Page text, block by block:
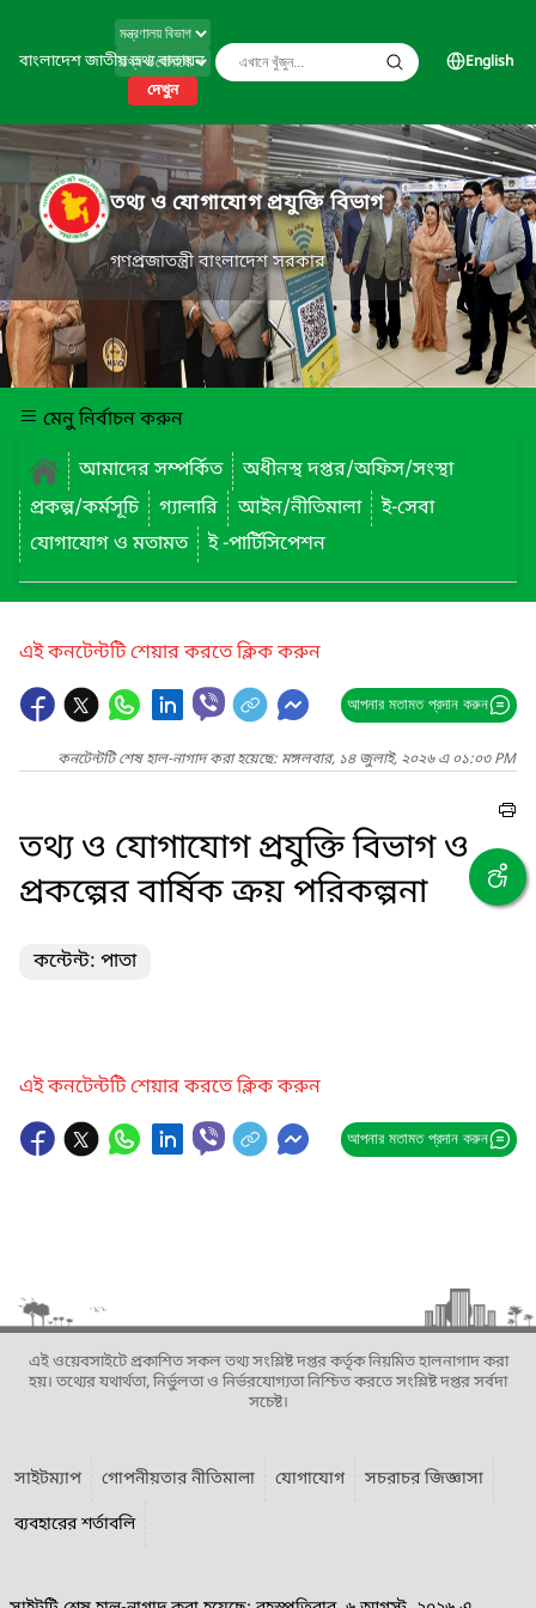
বাংলাদেশ জাতীয় তথ্য বাতায়ন
দেখুন
English
তথ্য ও যোগাযোগ প্রযুক্তি বিভাগ
গণপ্রজাতন্ত্রী বাংলাদেশ সরকার
মেনু নির্বাচন করুন
আমাদের সম্পর্কিত
অধীনস্থ দপ্তর/অফিস/সংস্থা
প্রকল্প/কর্মসূচি
গ্যালারি আইন/নীতিমালা
ই-সেবা
যোগাযোগ ও মতামত
ই -পার্টিসিপেশন
এই কনটেন্টটি শেয়ার করতে ক্লিক করুন
আপনার মতামত প্রদান করুন
কনটেন্টটি শেষ হাল-নাগাদ করা হয়েছে: মঙ্গলবার, ১৪ জুলাই, ২০২৬ এ ০১:০৩ PM
তথ্য ও যোগাযোগ প্রযুক্তি বিভাগ ও
প্রকল্পের বার্ষিক ক্রয় পরিকল্পনা
কন্টেন্ট: পাতা
এই কনটেন্টটি শেয়ার করতে ক্লিক করুন
আপনার মতামত প্রদান করুন
এই ওয়েবসাইটে প্রকাশিত সকল তথ্য সংশ্লিষ্ট দপ্তর কর্তৃক নিয়মিত হালনাগাদ করা
হয়। তথ্যের যথার্থতা, নির্ভুলতা ও নির্ভরযোগ্যতা নিশ্চিত করতে সংশ্লিষ্ট দপ্তর সর্বদা
সচেষ্ট।
সাইটম্যাপ গোপনীয়তার নীতিমালা যোগাযোগ
সচরাচর জিজ্ঞাসা
ব্যবহারের শর্তাবলি